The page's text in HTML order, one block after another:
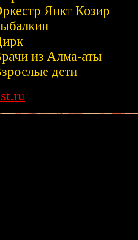
Янкт Козир
из Алма-аты
дети